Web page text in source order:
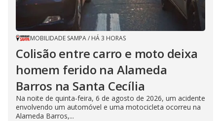
MOBILIDADE SAMPA/ HÁ 3 HORAS
Colisão entre carro e moto deixa
homem ferido na Alameda
Barros na Santa Cecília
Na noite de quinta-feira, 6 de agosto de 2026, um acidente
envolvendo um automóvel e uma motocicleta ocorreu na
Alameda Barros,...